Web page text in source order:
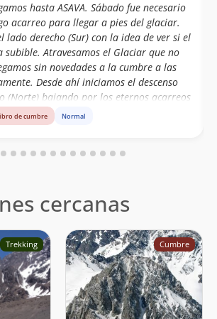
hasta ASAVA. Sábado fue necesario
acarreo para llegar a pies del glaciar.
lado derecho (Sur) con la idea de ver si el
subible. Atravesamos el Glaciar que no
sin novedades a la cumbre a las
Desde ahí iniciamos el descenso
(Norte) bajando por los eternos acarreos
Negro, para llegar al final del día a
Veguitas a 3.000 msnm.
de cumbre Normal
cercanas
Trekking Cumbre